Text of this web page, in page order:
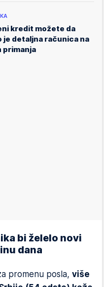
kredit možete da
je detaljna računica na
primanja
bi želelo novi
dana
promenu posla, više